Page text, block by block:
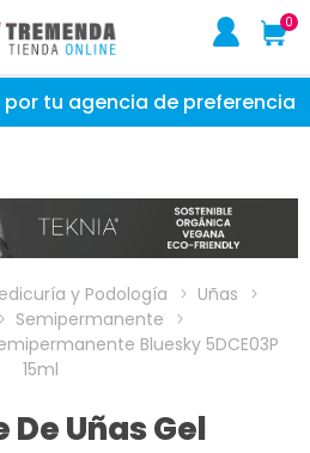
0
por tu agencia de preferencia
y Podología
Uñas
Semipermanente
Bluesky 5DCE03P
15ml
De Uñas Gel